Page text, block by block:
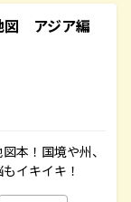
図 アジア編
本！国境や州、
イキイキ！